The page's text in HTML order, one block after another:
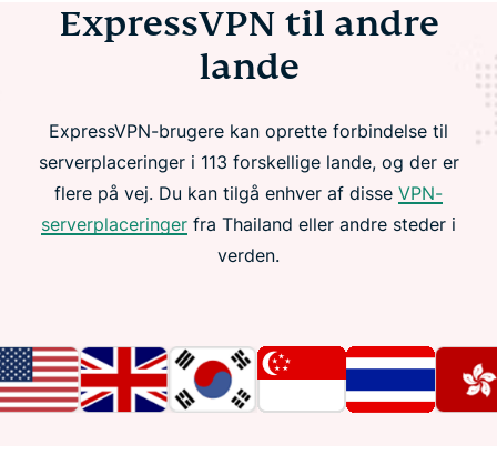
ExpressVPN til andre
lande
ExpressVPN-brugere kan oprette forbindelse til
serverplaceringer i 113 forskellige lande, og der er
flere på vej. Du kan tilgå enhver af disse VPN-
serverplaceringer fra Thailand eller andre steder i
verden.